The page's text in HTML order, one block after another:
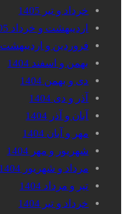
خرداد و تیر 1405
اردیبهشت و خرداد 1405
فروردین و اردیبهشت 1405
بهمن و اسفند 1404
دی و بهمن 1404
آذر و دی 1404
آبان و آذر 1404
مهر و آبان 1404
شهریور و مهر 1404
مرداد و شهریور 1404
تیر و مرداد 1404
خرداد و تیر 1404